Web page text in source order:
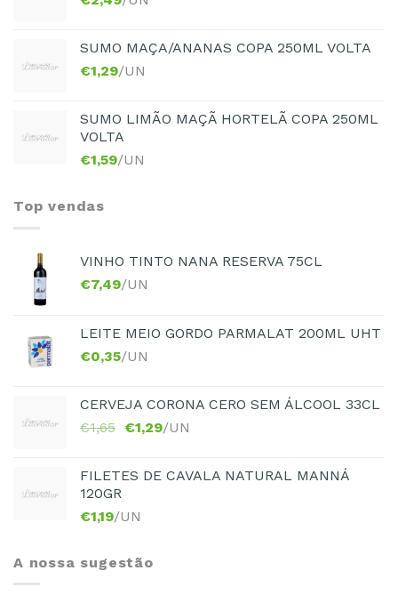
SUMO MAÇA/ANANAS COPA 250ML VOLTA
€1,29/UN
SUMO LIMÃO MAÇÃ HORTELÃ COPA 250ML
VOLTA
€1,59/UN
Top vendas
VINHO TINTO NANA RESERVA 75CL
€7,49/UN
LEITE MEIO GORDO PARMALAT 200ML UHT
€0,35/UN
CERVEJA CORONA CERO SEM ÁLCOOL 33CL
€1,65 €1,29/UN
FILETES DE CAVALA NATURAL MANNÁ
120GR
€1,19/UN
A nossa sugestão